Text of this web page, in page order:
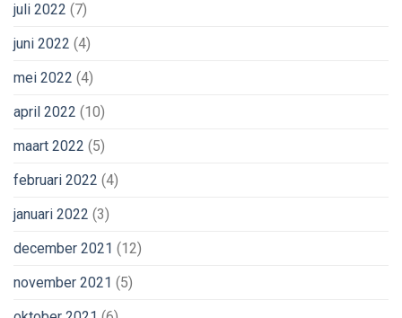
juli 2022 (7)
juni 2022 (4)
mei 2022 (4)
april 2022 (10)
maart 2022 (5)
februari 2022 (4)
januari 2022 (3)
december 2021 (12)
november 2021 (5)